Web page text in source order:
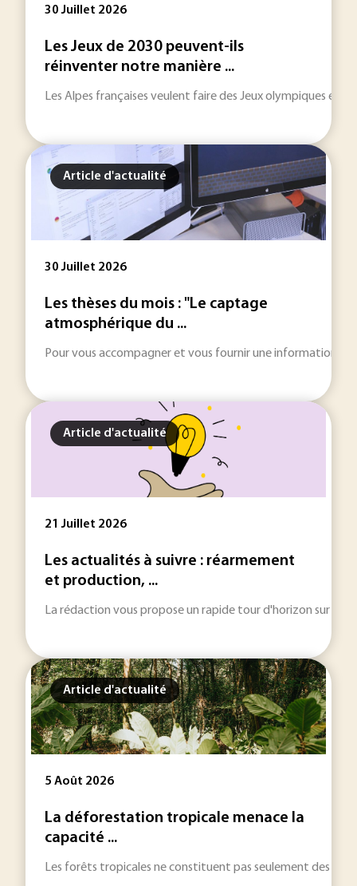
30 Juillet 2026
Les Jeux de 2030 peuvent-ils
réinventer notre manière ...
Les Alpes françaises veulent faire des Jeux olympiques et
Article d'actualité
30 Juillet 2026
Les thèses du mois : "Le captage
atmosphérique du ...
Pour vous accompagner et vous fournir une information
Article d'actualité
21 Juillet 2026
Les actualités à suivre : réarmement
et production, ...
La rédaction vous propose un rapide tour d'horizon sur les
Article d'actualité
5 Août 2026
La déforestation tropicale menace la
capacité ...
Les forêts tropicales ne constituent pas seulement des